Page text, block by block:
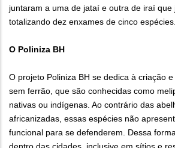
juntaram a uma de jataí e outra de iraí que
totalizando dez enxames de cinco espécies.
O Poliniza BH
O projeto Poliniza BH se dedica à criação
sem ferrão, que são conhecidas como
nativas ou indígenas. Ao contrário das
africanizadas, essas espécies não
funcional para se defenderem. Dessa